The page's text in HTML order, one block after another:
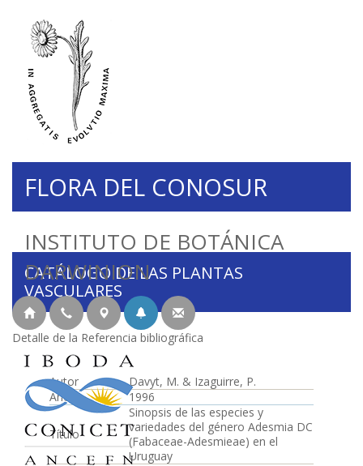
INSTITUTO DE BOTÁNICA
DARWINION
FLORA DEL CONOSUR
CATÁLOGO DE LAS PLANTAS
VASCULARES
Detalle de la Referencia bibliográfica
Autor
Davyt, M. & Izaguirre, P.
Año
1996
Título
Sinopsis de las especies y
variedades del género Adesmia DC
(Fabaceae-Adesmieae) en el
Uruguay